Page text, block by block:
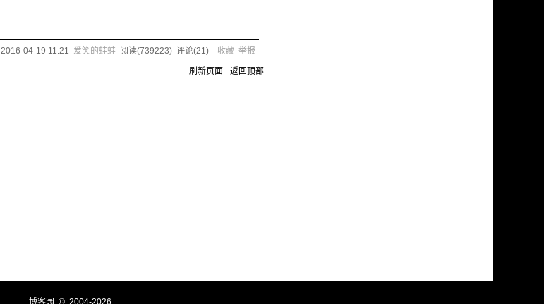
2016-04-19 11:21 爱笑的蛙蛙 阅读(739223) 评论(21) 收藏 举报
刷新页面 返回顶部
博客园 © 2004-2026